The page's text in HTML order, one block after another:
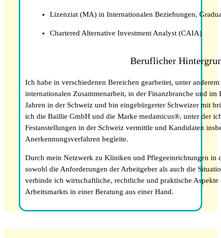
in der Schweiz: Herausforderungen und
Chancen
Lizenziat (MA) in Internationalen Beziehungen,
Chartered Alternative Investment Analyst (CAIA)
Beruflicher
Ich habe in verschiedenen Bereichen gearbeitet, unter
internationalen Zusammenarbeit, in der Finanzbranche und im
Jahren in der Schweiz und bin eingebürgerter Schweizer mit
ich die Baillie GmbH und die Marke medamicus®, unter der
Festanstellungen in der Schweiz vermittle und Kandidaten
Anerkennungsverfahren begleite.
Durch mein Netzwerk zu Kliniken und Pflegeeinrichtungen in
sowohl die Anforderungen der Arbeitgeber als auch die
verbinde ich wirtschaftliche, rechtliche und praktische Aspekte
Arbeitsmarkts in einer Beratung aus einer Hand.